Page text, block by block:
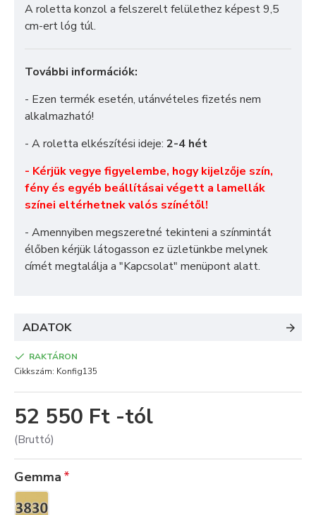
A roletta konzol a felszerelt felülethez képest 9,5
cm-ert lóg túl.
További információk:
- Ezen termék esetén, utánvételes fizetés nem
alkalmazható!
- A roletta elkészítési ideje: 2-4 hét
- Kérjük vegye figyelembe, hogy kijelzője szín,
fény és egyéb beállításai végett a lamellák
színei eltérhetnek valós színétől!
- Amennyiben megszeretné tekinteni a színmintát
élőben kérjük látogasson ez üzletünkbe melynek
címét megtalálja a "Kapcsolat" menüpont alatt.
ADATOK
52 550 Ft -tól
(Bruttó)
RAKTÁRON
Cikkszám: Konfig135
Gemma